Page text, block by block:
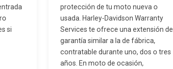
si
protección de tu moto nueva o
usada. Harley-Davidson Warranty
Services te ofrece una extensión de
garantía similar a la de fábrica,
contratable durante uno, dos o tres
años. En moto de ocasión,